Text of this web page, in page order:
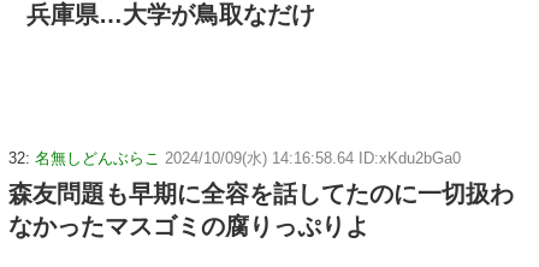
兵庫県…大学が鳥取なだけ
32: 名無しどんぶらこ 2024/10/09(水) 14:16:58.64 ID:xKdu2bGa0
森友問題も早期に全容を話してたのに一切扱わ
なかったマスゴミの腐りっぷりよ